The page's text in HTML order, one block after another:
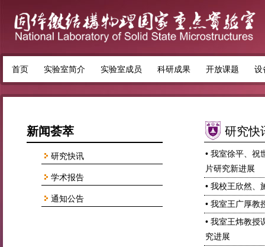
首页 实验室简介 实验室成员 科研成果 开放课题 设
新闻荟萃
研究快讯
学术报告
通知公告
研究快
• 我室徐平、祝
片研究新进展
• 我校王欣然、
• 我室王广厚教
• 我室王炜教授
究进展